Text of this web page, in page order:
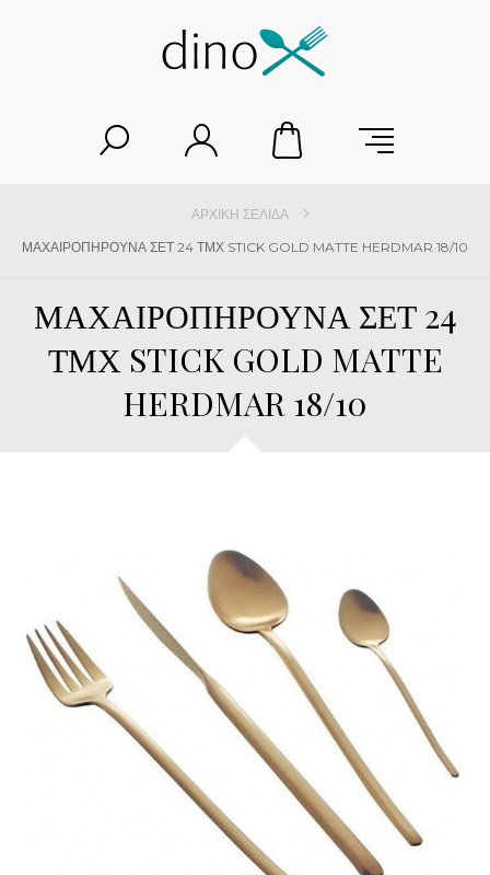
ΑΡΧΙΚΉ ΣΕΛΊΔΑ
ΜΑΧΑΙΡΟΠΗΡΟΥΝΑ ΣΕΤ 24 ΤΜΧ STICK GOLD MATTE HERDMAR 18/10
ΜΑΧΑΙΡΟΠΗΡΟΥΝΑ ΣΕΤ 24
ΤΜΧ STICK GOLD MATTE
HERDMAR 18/10